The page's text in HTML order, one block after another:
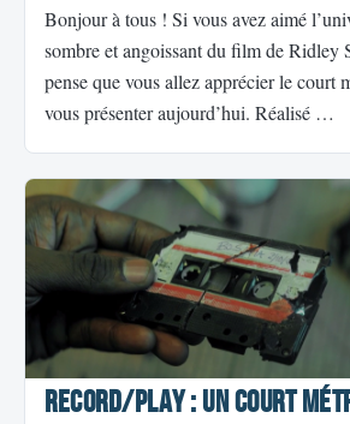
Bonjour à tous ! Si vous avez aimé
sombre et angoissant du film de Ridley
pense que vous allez apprécier le court
vous présenter aujourd’hui. Réalisé …
Record/Play : Un court